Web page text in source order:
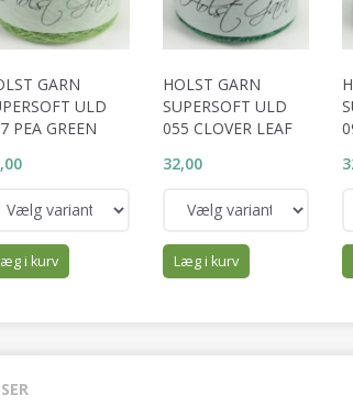
GARN
ULD
PEA GREEN
i kurv
HOLST GARN
SUPERSOFT ULD
055 CLOVER LEAF
32,00
Læg i kurv